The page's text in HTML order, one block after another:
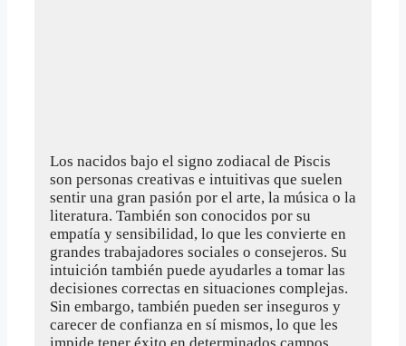
Los nacidos bajo el signo zodiacal de Piscis
son personas creativas e intuitivas que suelen
sentir una gran pasión por el arte, la música o la
literatura. También son conocidos por su
empatía y sensibilidad, lo que les convierte en
grandes trabajadores sociales o consejeros. Su
intuición también puede ayudarles a tomar las
decisiones correctas en situaciones complejas.
Sin embargo, también pueden ser inseguros y
carecer de confianza en sí mismos, lo que les